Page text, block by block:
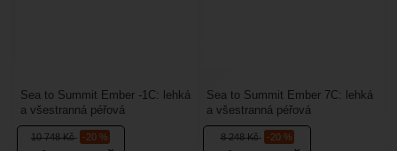
10 748Kč -20 %
Sea to Summit Ember -1C: lehká
a všestranná péřová
přikrývka. Pro milovníky přírody,
kteří nejsou tak...
8 248Kč -20 %
Sea to Summit Ember 7C: lehká
a všestranná péřová
přikrývka. Pro milovníky
backcountry, kteří nejsou...